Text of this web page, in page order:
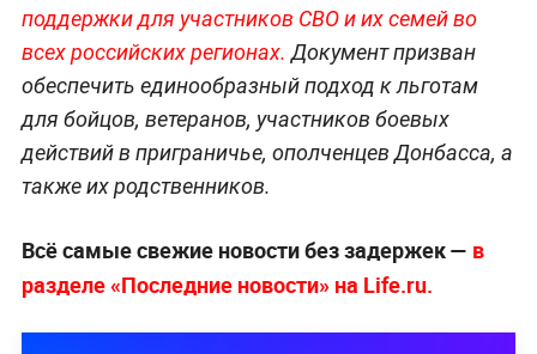
поддержки для участников СВО и их семей во
всех российских регионах.Документ призван
обеспечить единообразный подход к льготам
для бойцов, ветеранов, участников боевых
действий в приграничье, ополченцев Донбасса, а
также их родственников.
Всё самые свежие новости без задержек — в
разделе «Последние новости» на Life.ru.